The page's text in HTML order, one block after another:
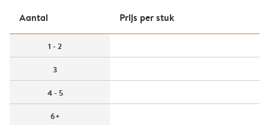
Aantal Prijs per stuk
1 - 2
3
4 - 5
6+